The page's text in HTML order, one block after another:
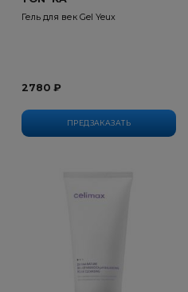
ПРЕДЗАКАЗАТЬ
Гель для век Gel Yeux
2780 ₽